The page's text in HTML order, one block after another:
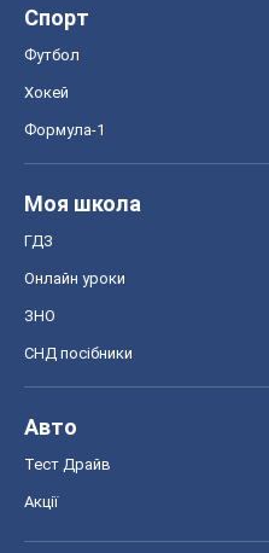
Спорт
Футбол
Хокей
Формула-1
Моя школа
ГДЗ
Онлайн уроки
ЗНО
СНД посібники
Авто
Тест Драйв
Акції